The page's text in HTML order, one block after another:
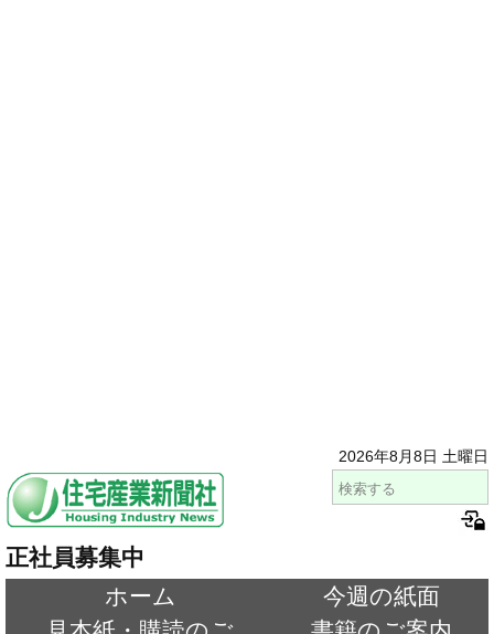
2026年8月8日 土曜日
正社員募集中
ホーム
今週の紙面